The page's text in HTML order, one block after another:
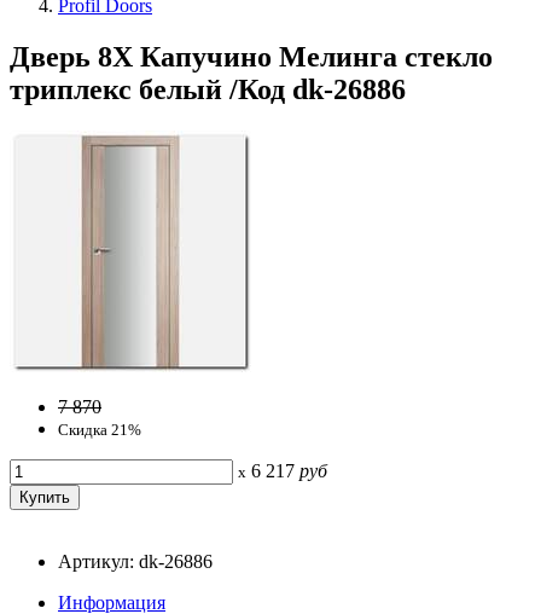
Profil Doors
Дверь 8X Капучино Мелинга стекло
триплекс белый /Код dk-26886
7 870
Скидка 21%
x 6 217 руб
Артикул: dk-26886
Информация